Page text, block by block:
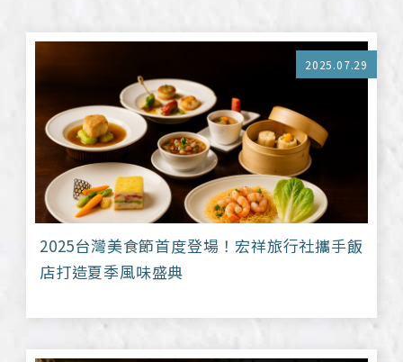
2025.07.29
2025台灣美食節首度登場！宏祥旅行社攜手飯
店打造夏季風味盛典